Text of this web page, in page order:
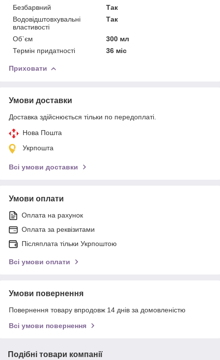
Безбарвний
Так
Водовідштовхувальні
властивості
Так
Об`єм
300 мл
Термін придатності
36 міс
Приховати
Умови доставки
Доставка здійснюється тільки по передоплаті.
Нова Пошта
Укрпошта
Всі умови доставки
Умови оплати
Оплата на рахунок
Оплата за реквізитами
Післяплата тільки Укрпоштою
Всі умови оплати
Умови повернення
Повернення товару впродовж 14 днів за домовленістю
Всі умови повернення
Подібні товари компанії